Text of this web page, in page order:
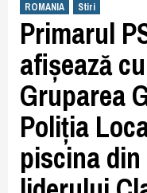
ROMANIA Stiri
Primarul
afișează
Gruparea
Poliția
piscina